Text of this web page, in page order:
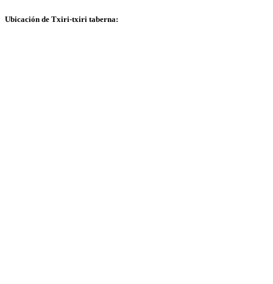
Ubicación de Txiri-txiri taberna: